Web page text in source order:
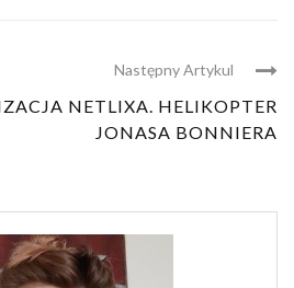
Następny Artykul
NETLIXA. HELIKOPTER
JONASA BONNIERA